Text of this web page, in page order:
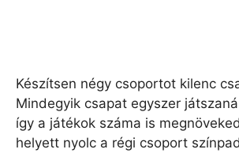
Készítsen négy csoportot kilenc
Mindegyik csapat egyszer
így a játékok száma is
helyett nyolc a régi csoport